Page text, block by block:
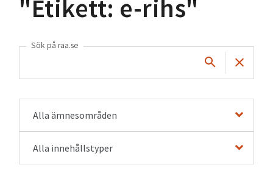
"Etikett: e-rihs"
Sök på raa.se
Alla ämnesområden
Alla innehållstyper